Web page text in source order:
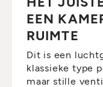
EEN
RUIMTE
Dit is een
klassieke type
maar stille